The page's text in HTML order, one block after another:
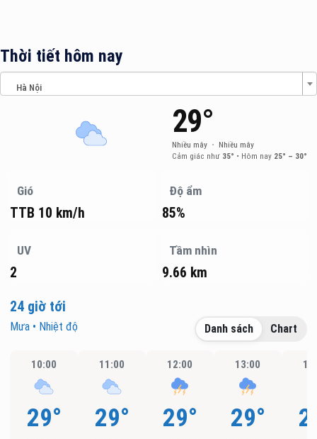
Thời tiết hôm nay
Hà Nội
29°
Nhiều mây • Nhiều mây
Cảm giác như 35° • Hôm nay 25° – 30°
Gió
TTB 10 km/h
Độ ẩm
85%
UV
2
Tầm nhìn
9.66 km
24 giờ tới
Mưa • Nhiệt độ Danh sách Chart
10:00
29°
11:00
29°
12:00
29°
13:00
29°